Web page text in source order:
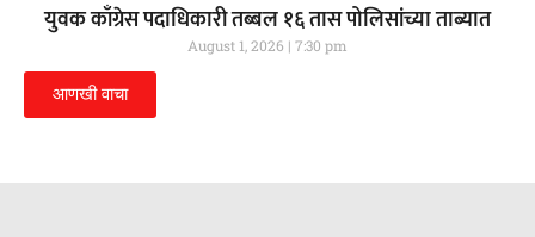
युवक काँग्रेस पदाधिकारी तब्बल १६ तास पोलिसांच्या ताब्यात
August 1, 2026 7:30 pm
आणखी वाचा